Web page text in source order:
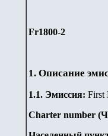
Fr1800-2
1. Описание
1.1. Эмиссия: First
Charter number